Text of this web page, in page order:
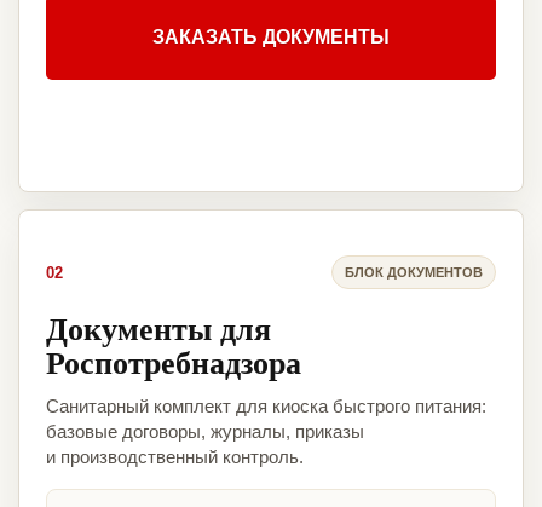
ЗАКАЗАТЬ ДОКУМЕНТЫ
02 БЛОК ДОКУМЕНТОВ
Документы для
Роспотребнадзора
Санитарный комплект для киоска быстрого питания:
базовые договоры, журналы, приказы
и производственный контроль.